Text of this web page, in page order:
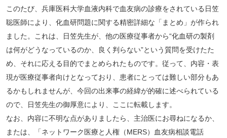
このたび、兵庫医科大学血液内科で血友病の診療をされている日笠
聡医師により、化血研問題に関する精密詳細な「まとめ」が作られ
ました。これは、日笠先生が、他の医療従事者から“化血研の製剤
は何がどうなっているのか、良く判らない”という質問を受けたた
め、それに応える目的でまとめられたものです。従って、内容・表
現が医療従事者向けとなっており、患者にとっては難しい部分もあ
るかもしれませんが、今回の出来事の経緯が的確に述べられている
ので、日笠先生の御厚意により、ここに転載します。
なお、内容に不明な点がありましたら、主治医にお尋ねになるか、
または、「ネットワーク医療と人権（MERS）血友病相談電話